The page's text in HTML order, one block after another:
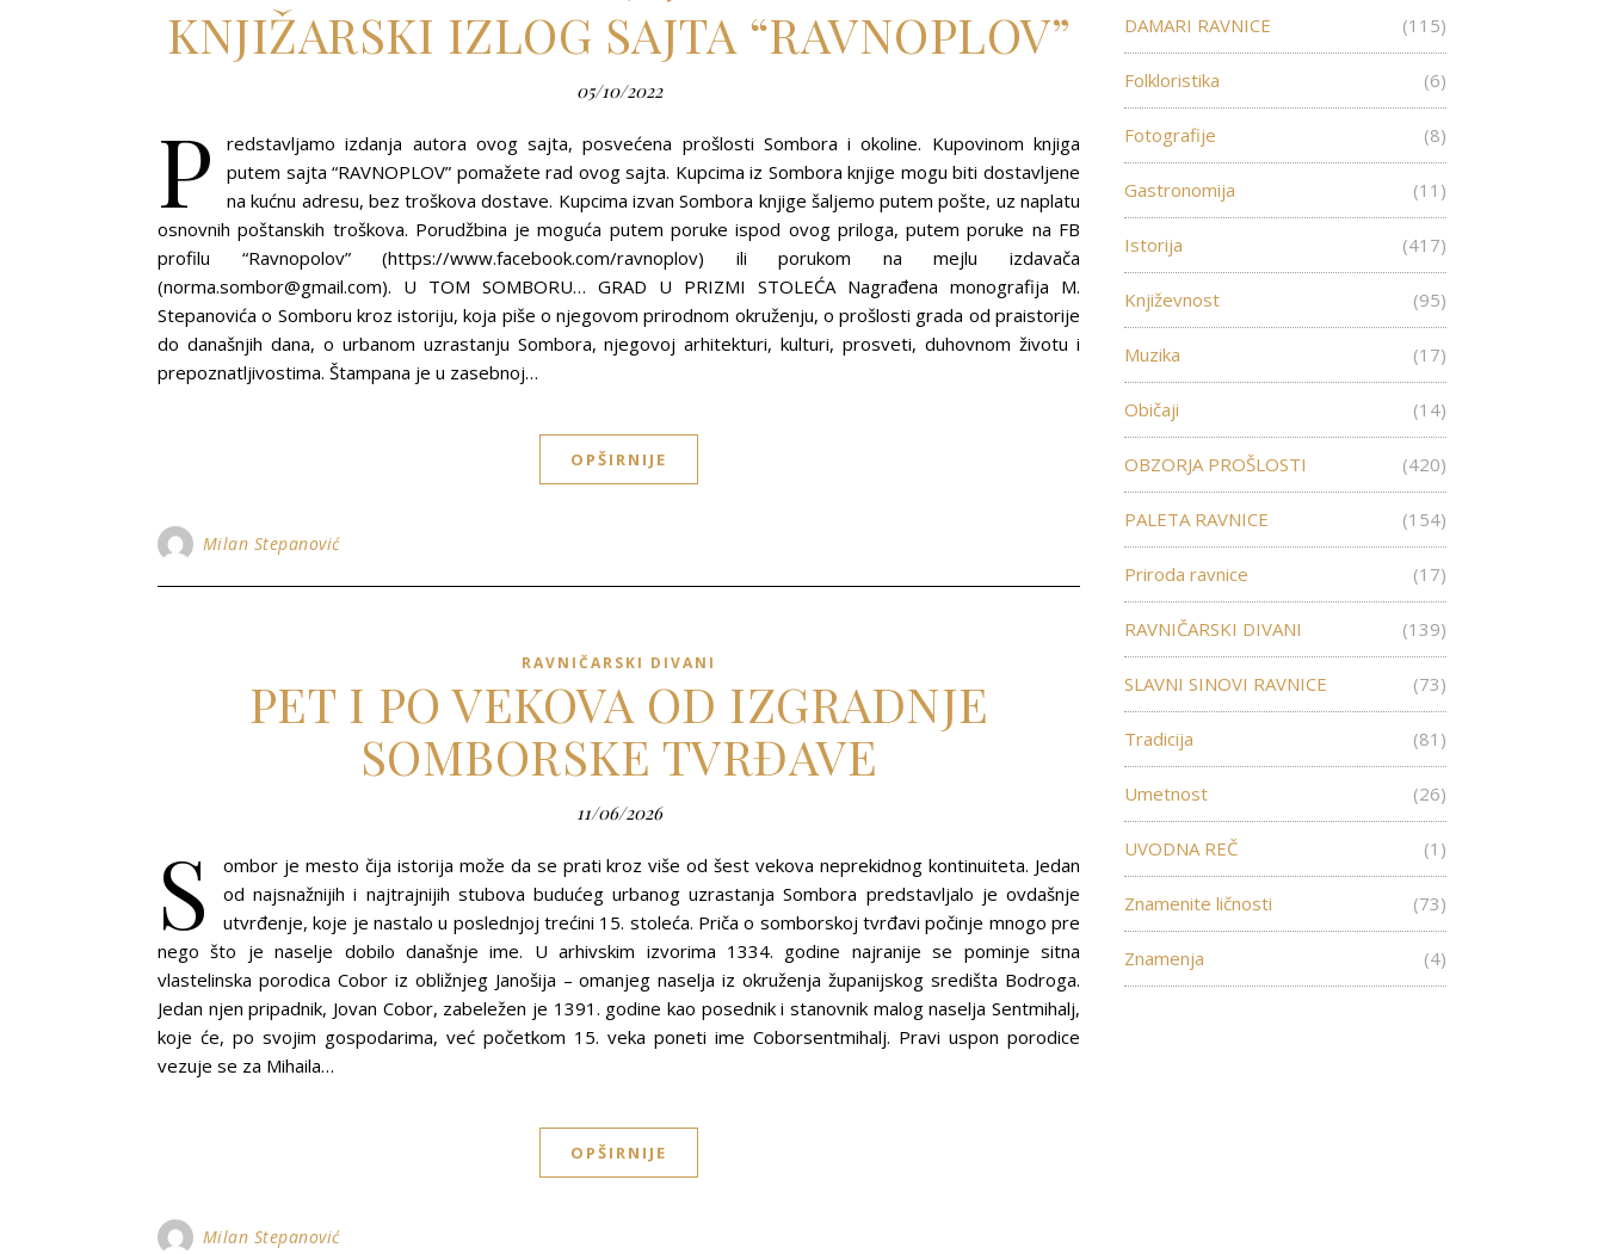
KNJIŽARSKI IZLOG SAJTA “RAVNOPLOV”
05/10/2022
P
redstavljamo izdanja autora ovog sajta, posvećena prošlosti Sombora i okoline. Kupovinom knjiga
putem sajta “RAVNOPLOV” pomažete rad ovog sajta. Kupcima iz Sombora knjige mogu biti dostavljene
na kućnu adresu, bez troškova dostave. Kupcima izvan Sombora knjige šaljemo putem pošte, uz naplatu
osnovnih poštanskih troškova. Porudžbina je moguća putem poruke ispod ovog priloga, putem poruke na FB
profilu “Ravnopolov” (https://www.facebook.com/ravnoplov) ili porukom na mejlu izdavača
(norma.sombor@gmail.com). U TOM SOMBORU… GRAD U PRIZMI STOLEĆA Nagrađena monografija M.
Stepanovića o Somboru kroz istoriju, koja piše o njegovom prirodnom okruženju, o prošlosti grada od praistorije
do današnjih dana, o urbanom uzrastanju Sombora, njegovoj arhitekturi, kulturi, prosveti, duhovnom životu i
prepoznatljivostima. Štampana je u zasebnoj…
OPŠIRNIJE
Milan Stepanović
RAVNIČARSKI DIVANI
PET I PO VEKOVA OD IZGRADNJE
SOMBORSKE TVRĐAVE
11/06/2026
S
ombor je mesto čija istorija može da se prati kroz više od šest vekova neprekidnog kontinuiteta. Jedan
od najsnažnijih i najtrajnijih stubova budućeg urbanog uzrastanja Sombora predstavljalo je ovdašnje
utvrđenje, koje je nastalo u poslednjoj trećini 15. stoleća. Priča o somborskoj tvrđavi počinje mnogo pre
nego što je naselje dobilo današnje ime. U arhivskim izvorima 1334. godine najranije se pominje sitna
vlastelinska porodica Cobor iz obližnjeg Janošija – omanjeg naselja iz okruženja županijskog središta Bodroga.
Jedan njen pripadnik, Jovan Cobor, zabeležen je 1391. godine kao posednik i stanovnik malog naselja Sentmihalj,
koje će, po svojim gospodarima, već početkom 15. veka poneti ime Coborsentmihalj. Pravi uspon porodice
vezuje se za Mihaila…
OPŠIRNIJE
Milan Stepanović
DAMARI RAVNICE (115)
Folkloristika (6)
Fotografije (8)
Gastronomija (11)
Istorija (417)
Književnost (95)
Muzika (17)
Običaji (14)
OBZORJA PROŠLOSTI (420)
PALETA RAVNICE (154)
Priroda ravnice (17)
RAVNIČARSKI DIVANI (139)
SLAVNI SINOVI RAVNICE (73)
Tradicija (81)
Umetnost (26)
UVODNA REČ (1)
Znamenite ličnosti (73)
Znamenja (4)